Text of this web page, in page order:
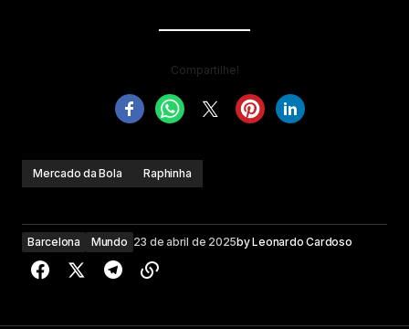
Compartilhe!
Mercado da Bola Raphinha
Barcelona Mundo 23 de abril de 2025byLeonardo Cardoso